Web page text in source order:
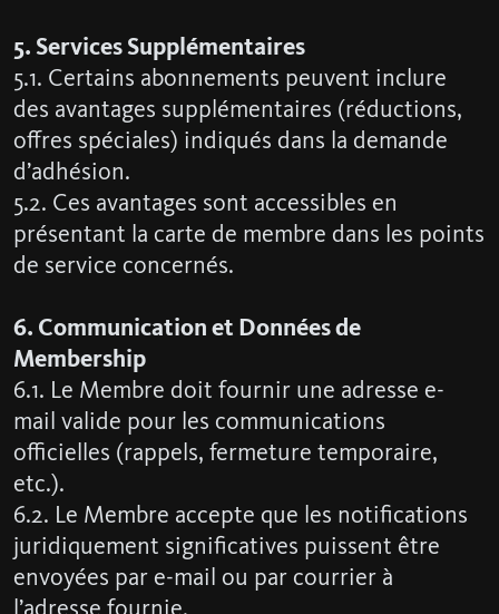
5. Services Supplémentaires
5.1. Certains abonnements peuvent inclure
des avantages supplémentaires (réductions,
offres spéciales) indiqués dans la demande
d’adhésion.
5.2. Ces avantages sont accessibles en
présentant la carte de membre dans les points
de service concernés.
6. Communication et Données de
Membership
6.1. Le Membre doit fournir une adresse e-
mail valide pour les communications
officielles (rappels, fermeture temporaire,
etc.).
6.2. Le Membre accepte que les notifications
juridiquement significatives puissent être
envoyées par e-mail ou par courrier à
l’adresse fournie.